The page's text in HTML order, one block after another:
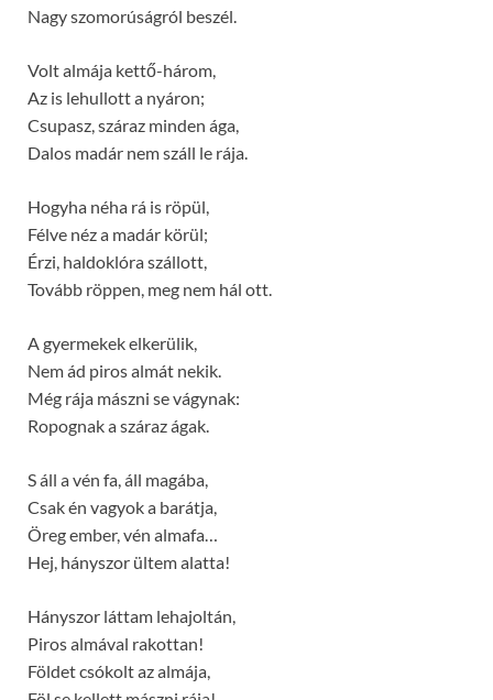
Nagy szomorúságról beszél.
Volt almája kettő-három,
Az is lehullott a nyáron;
Csupasz, száraz minden ága,
Dalos madár nem száll le rája.
Hogyha néha rá is röpül,
Félve néz a madár körül;
Érzi, haldoklóra szállott,
Tovább röppen, meg nem hál ott.
A gyermekek elkerülik,
Nem ád piros almát nekik.
Még rája mászni se vágynak:
Ropognak a száraz ágak.
S áll a vén fa, áll magába,
Csak én vagyok a barátja,
Öreg ember, vén almafa…
Hej, hányszor ültem alatta!
Hányszor láttam lehajoltán,
Piros almával rakottan!
Földet csókolt az almája,